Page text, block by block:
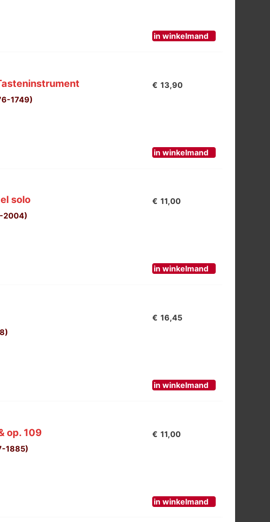
in winkelmand
1749)
€ 13,90
in winkelmand
solo
2004)
€ 11,00
in winkelmand
€ 16,45
in winkelmand
op. 109
1885)
€ 11,00
in winkelmand